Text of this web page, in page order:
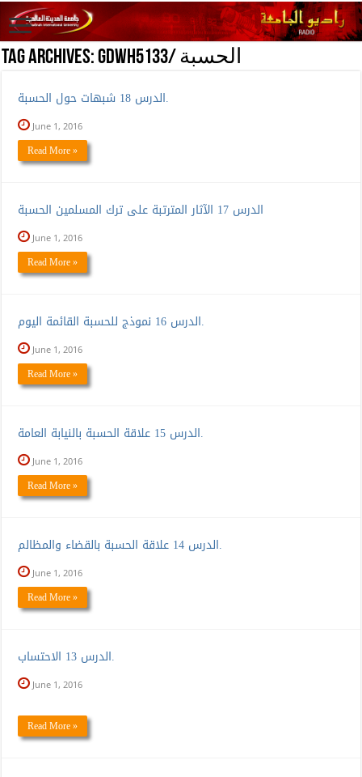
Tag Archives:
GDWH5133/ الحسبة
الدرس 18 شبهات حول الحسبة.
June 1, 2016
Read More »
الدرس 17 الآثار المترتبة على ترك المسلمين الحسبة
June 1, 2016
Read More »
الدرس 16 نموذج للحسبة القائمة اليوم.
June 1, 2016
Read More »
الدرس 15 علاقة الحسبة بالنيابة العامة.
June 1, 2016
Read More »
الدرس 14 علاقة الحسبة بالقضاء والمظالم.
June 1, 2016
Read More »
الدرس 13 الاحتساب.
June 1, 2016
Read More »